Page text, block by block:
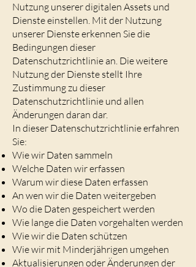
Nutzung unserer digitalen Assets und
Dienste einstellen. Mit der Nutzung
unserer Dienste erkennen Sie die
Bedingungen dieser
Datenschutzrichtlinie an. Die weitere
Nutzung der Dienste stellt Ihre
Zustimmung zu dieser
Datenschutzrichtlinie und allen
Änderungen daran dar.
In dieser Datenschutzrichtlinie erfahren
Sie:
Wie wir Daten sammeln
Welche Daten wir erfassen
Warum wir diese Daten erfassen
An wen wir die Daten weitergeben
Wo die Daten gespeichert werden
Wie lange die Daten vorgehalten werden
Wie wir die Daten schützen
Wie wir mit Minderjährigen umgehen
Aktualisierungen oder Änderungen der